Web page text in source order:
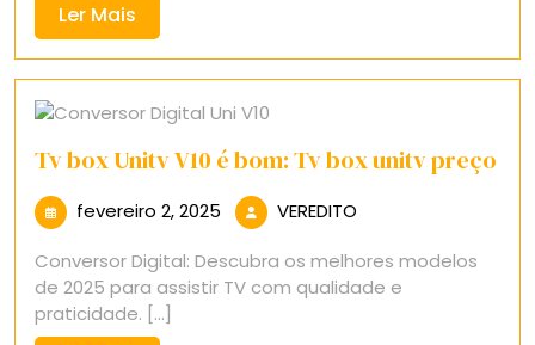
Ler Mais
Mais
Tv box Unitv V10 é bom: Tv box unitv preço
fevereiro 2, 2025 fevereiro
2025
VEREDITO
Conversor Digital: Descubra os melhores modelos
de 2025 para assistir TV com qualidade e
praticidade. [...]